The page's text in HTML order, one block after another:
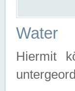
Water
Hiermit